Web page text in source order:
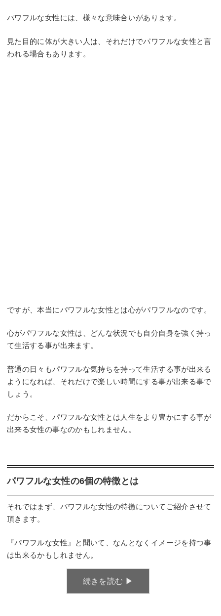
パワフルな女性には、様々な意味合いがあります。
見た目的に体が大きい人は、それだけでパワフルな女性と言
われる場合もあります。
ですが、本当にパワフルな女性とは心がパワフルなのです。
心がパワフルな女性は、どんな状況でも自分自身を強く持っ
て生活する事が出来ます。
普通の日々もパワフルな気持ちを持って生活する事が出来る
ようになれば、それだけで楽しい時間にする事が出来る事で
しょう。
だからこそ、パワフルな女性とは人生をより豊かにする事が
出来る女性の事なのかもしれません。
パワフルな女性の6個の特徴とは
それではまず、パワフルな女性の特徴についてご紹介させて
頂きます。
『パワフルな女性』と聞いて、なんとなくイメージを持つ事
は出来るかもしれません。
続きを読む ▶︎